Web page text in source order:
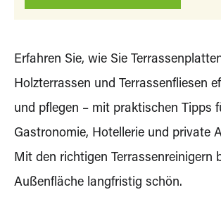
Erfahren Sie, wie Sie
Holzterrassen und Terrassenfliesen
und pflegen – mit praktischen Tipps
Gastronomie, Hotellerie und private
Mit den richtigen Terrassenreinigern
Außenfläche langfristig schön.